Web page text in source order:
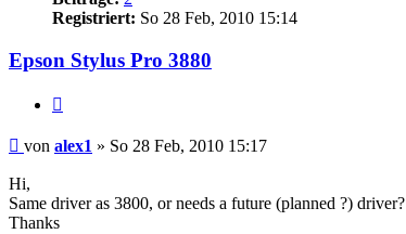
Registriert: So 28 Feb, 2010 15:14
Epson Stylus Pro 3880
Beitrag
von alex1 » So 28 Feb, 2010 15:17
Hi,
Same driver as 3800, or needs a future (planned ?) driver?
Thanks